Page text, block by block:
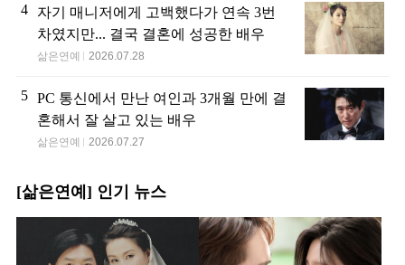
4
자기 매니저에게 고백했다가 연속 3번
차였지만... 결국 결혼에 성공한 배우
삶은연예 2026.07.28
5 PC 통신에서 만난 여인과 3개월 만에 결
혼해서 잘 살고 있는 배우
삶은연예 2026.07.27
[삶은연예] 인기 뉴스